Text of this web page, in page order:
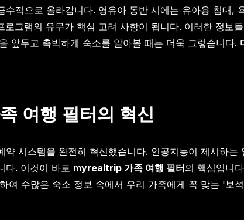
적으로 올라갑니다. 영유아 동반 시에는 유아용 침대,
그램의 유무가 핵심 고려 사항이 됩니다. 이러한 정보
앞두고 촉박하게 숙소를 알아볼 때는 더욱 그렇습니다.
여행 필터의 혁신
시스템을 완전히 혁신했습니다. 인공지능이 제시하
다. 이것이 바로 myrealtrip 가족 여행 필터의 핵심입니
여 수많은 숙소 정보 속에서 우리 가족에게 꼭 맞는 '보